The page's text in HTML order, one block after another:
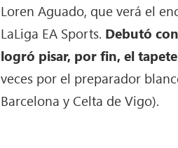
Loren Aguado, que verá el
LaLiga EA Sports. Debutó
logró pisar, por fin, el
veces por el preparador
Barcelona y Celta de Vigo).